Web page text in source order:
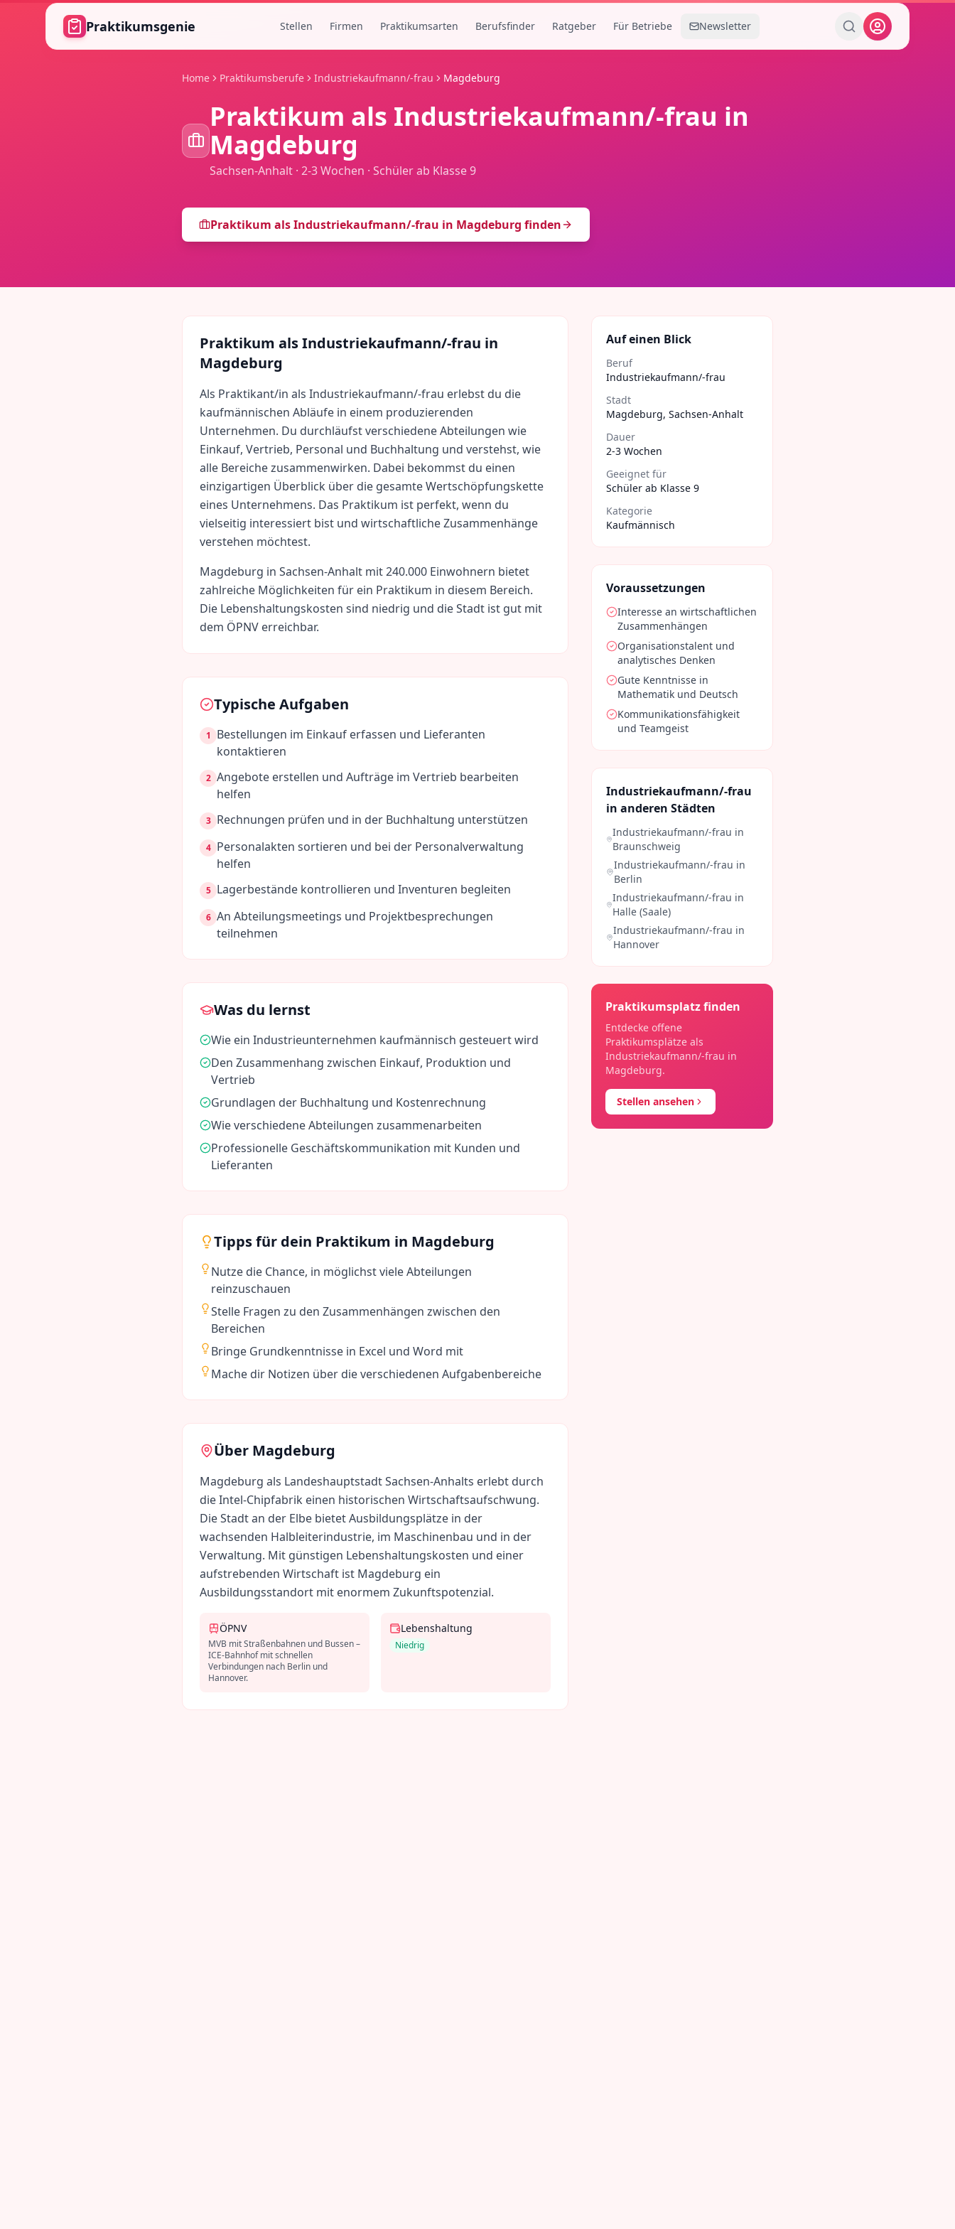
Zum Hauptinhalt springen
Praktikumsgenie Stellen Firmen Praktikumsarten Berufsfinder Ratgeber Für Betriebe Newsletter
Home Praktikumsberufe Industriekaufmann/-frau Magdeburg
Praktikum als Industriekaufmann/-frau in
Magdeburg
Sachsen-Anhalt ·2-3 Wochen ·Schüler ab Klasse 9
Praktikum alsIndustriekaufmann/-frau in Magdeburg finden
Praktikum alsIndustriekaufmann/-frau in
Magdeburg
Als Praktikant/in als Industriekaufmann/-frau erlebst du die
kaufmännischen Abläufe in einem produzierenden
Unternehmen. Du durchläufst verschiedene Abteilungen wie
Einkauf, Vertrieb, Personal und Buchhaltung und verstehst, wie
alle Bereiche zusammenwirken. Dabei bekommst du einen
einzigartigen Überblick über die gesamte Wertschöpfungskette
eines Unternehmens. Das Praktikum ist perfekt, wenn du
vielseitig interessiert bist und wirtschaftliche Zusammenhänge
verstehen möchtest.
Magdeburg in Sachsen-Anhalt mit240.000 Einwohnern bietet
zahlreiche Möglichkeiten für ein Praktikum in diesem Bereich.
Die Lebenshaltungskosten sind niedrig und die Stadt ist gut mit
dem ÖPNV erreichbar.
Typische Aufgaben
1
Bestellungen im Einkauf erfassen und Lieferanten
kontaktieren
2 Angebote erstellen und Aufträge im Vertrieb bearbeiten
helfen
3 Rechnungen prüfen und in der Buchhaltung unterstützen
4 Personalakten sortieren und bei der Personalverwaltung
helfen
5 Lagerbestände kontrollieren und Inventuren begleiten
6 An Abteilungsmeetings und Projektbesprechungen
teilnehmen
Was du lernst
Wie ein Industrieunternehmen kaufmännisch gesteuert wird
Den Zusammenhang zwischen Einkauf, Produktion und
Vertrieb
Grundlagen der Buchhaltung und Kostenrechnung
Wie verschiedene Abteilungen zusammenarbeiten
Professionelle Geschäftskommunikation mit Kunden und
Lieferanten
Tipps für dein Praktikum in Magdeburg
Nutze die Chance, in möglichst viele Abteilungen
reinzuschauen
Stelle Fragen zu den Zusammenhängen zwischen den
Bereichen
Bringe Grundkenntnisse in Excel und Word mit
Mache dir Notizen über die verschiedenen Aufgabenbereiche
Über Magdeburg
Magdeburg als Landeshauptstadt Sachsen-Anhalts erlebt durch
die Intel-Chipfabrik einen historischen Wirtschaftsaufschwung.
Die Stadt an der Elbe bietet Ausbildungsplätze in der
wachsenden Halbleiterindustrie, im Maschinenbau und in der
Verwaltung. Mit günstigen Lebenshaltungskosten und einer
aufstrebenden Wirtschaft ist Magdeburg ein
Ausbildungsstandort mit enormem Zukunftspotenzial.
ÖPNV
MVB mit Straßenbahnen und Bussen –
ICE-Bahnhof mit schnellen
Verbindungen nach Berlin und
Hannover.
Lebenshaltung
Niedrig
Auf einen Blick
Beruf
Industriekaufmann/-frau
Stadt
Magdeburg, Sachsen-Anhalt
Dauer
2-3 Wochen
Geeignet für
Schüler ab Klasse 9
Kategorie
Kaufmännisch
Voraussetzungen
Interesse an wirtschaftlichen
Zusammenhängen
Organisationstalent und
analytisches Denken
Gute Kenntnisse in
Mathematik und Deutsch
Kommunikationsfähigkeit
und Teamgeist
Industriekaufmann/-frau
in anderen Städten
Industriekaufmann/-frau in
Braunschweig
Industriekaufmann/-frau in
Berlin
Industriekaufmann/-frau in
Halle (Saale)
Industriekaufmann/-frau in
Hannover
Praktikumsplatz finden
Entdecke offene
Praktikumsplätze als
Industriekaufmann/-frau in
Magdeburg.
Stellen ansehen